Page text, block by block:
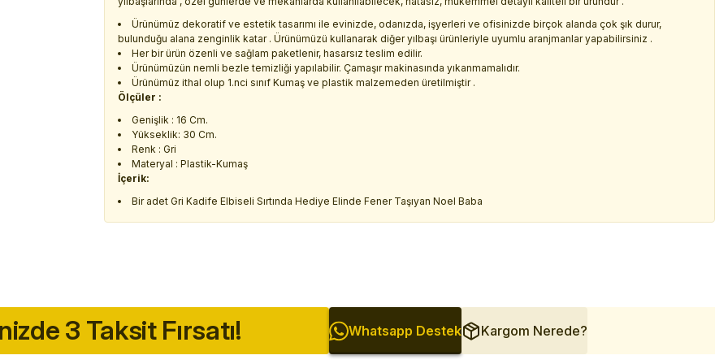
Ürünümüz dekoratif ve estetik tasarımı ile evinizde, odanızda, işyerleri ve ofisinizde birçok alanda çok şık durur,
bulunduğu alana zenginlik katar . Ürünümüzü kullanarak diğer yılbaşı ürünleriyle uyumlu aranjmanlar yapabilirsiniz .
Her bir ürün özenli ve sağlam paketlenir, hasarsız teslim edilir.
Ürünümüzün nemli bezle temizliği yapılabilir. Çamaşır makinasında yıkanmamalıdır.
Ürünümüz ithal olup 1.nci sınıf Kumaş ve plastik malzemeden üretilmiştir .
Ölçüler :
Genişlik : 16 Cm.
Yükseklik: 30 Cm.
Renk : Gri
Materyal : Plastik-Kumaş
İçerik:
Bir adet Gri Kadife Elbiseli Sırtında Hediye Elinde Fener Taşıyan Noel Baba
3 Taksit Fırsatı! Whatsapp Destek Kargom Nerede?